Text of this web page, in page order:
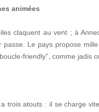
animées
claquent au vent ; à
passe. Le pays propose
friendly”, comme jadis
trois atouts : il se charge